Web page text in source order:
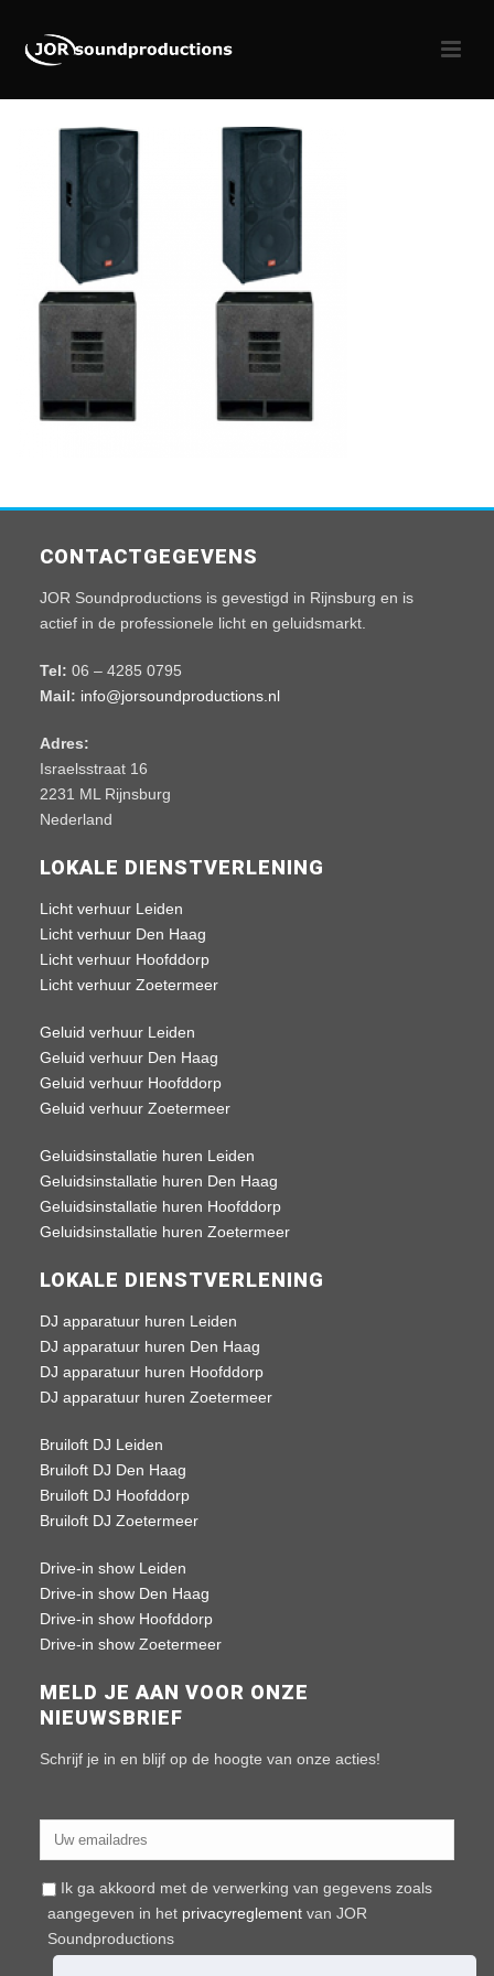
CONTACTGEGEVENS
JOR Soundproductions is gevestigd in Rijnsburg en is
actief in de professionele licht en geluidsmarkt.
Tel: 06 – 4285 0795
Mail: info@jorsoundproductions.nl
Adres:
Israelsstraat 16
2231 ML Rijnsburg
Nederland
LOKALE DIENSTVERLENING
Licht verhuur Leiden
Licht verhuur Den Haag
Licht verhuur Hoofddorp
Licht verhuur Zoetermeer
Geluid verhuur Leiden
Geluid verhuur Den Haag
Geluid verhuur Hoofddorp
Geluid verhuur Zoetermeer
Geluidsinstallatie huren Leiden
Geluidsinstallatie huren Den Haag
Geluidsinstallatie huren Hoofddorp
Geluidsinstallatie huren Zoetermeer
LOKALE DIENSTVERLENING
DJ apparatuur huren Leiden
DJ apparatuur huren Den Haag
DJ apparatuur huren Hoofddorp
DJ apparatuur huren Zoetermeer
Bruiloft DJ Leiden
Bruiloft DJ Den Haag
Bruiloft DJ Hoofddorp
Bruiloft DJ Zoetermeer
Drive-in show Leiden
Drive-in show Den Haag
Drive-in show Hoofddorp
Drive-in show Zoetermeer
MELD JE AAN VOOR ONZE
NIEUWSBRIEF
Schrijf je in en blijf op de hoogte van onze acties!
Ik ga akkoord met de verwerking van gegevens zoals
aangegeven in het privacyreglement van JOR
Soundproductions